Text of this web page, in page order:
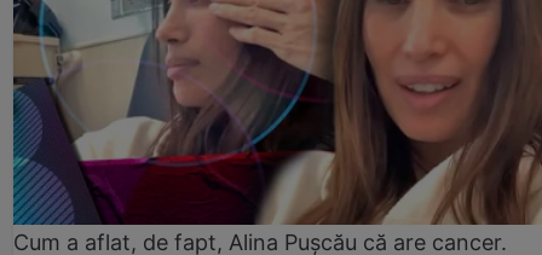
Cum a aflat, de fapt, Alina Pușcău că are cancer.